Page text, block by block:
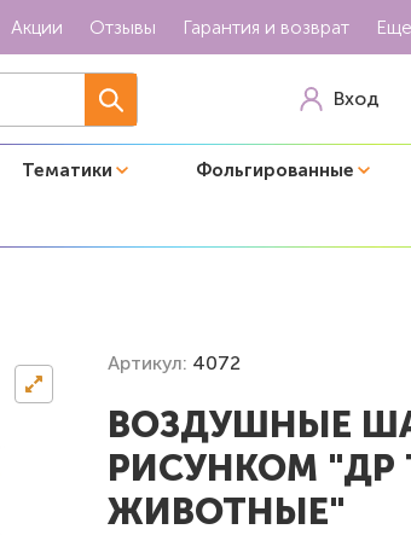
Акции Отзывы Гарантия и возврат Еще
Вход
Тематики Фольгированные
Артикул: 4072
ВОЗДУШНЫЕ
РИСУНКОМ "ДР
ЖИВОТНЫЕ"